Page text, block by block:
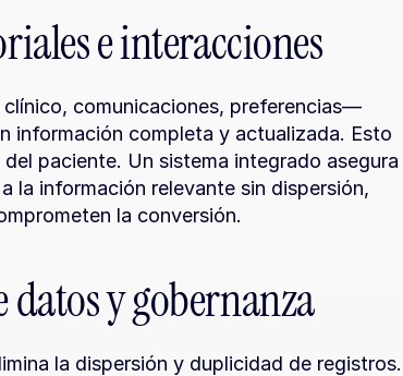
e interacciones
comunicaciones, preferencias—
información completa y actualizada. Esto
paciente. Un sistema integrado asegura
la información relevante sin dispersión,
la conversión.
y gobernanza
la dispersión y duplicidad de registros.